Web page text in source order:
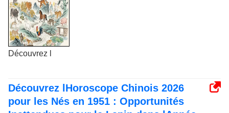
Découvrez l
Découvrez lHoroscope Chinois 2026
pour les Nés en 1951 : Opportunités